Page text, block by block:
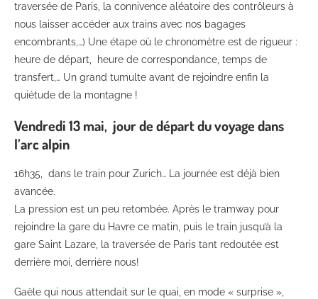
traversée de Paris, la connivence aléatoire des contrôleurs à
nous laisser accéder aux trains avec nos bagages
encombrants,…) Une étape où le chronomètre est de rigueur :
heure de départ, heure de correspondance, temps de
transfert,… Un grand tumulte avant de rejoindre enfin la
quiétude de la montagne !
Vendredi 13 mai, jour de départ du voyage dans
l’arc alpin
16h35, dans le train pour Zurich… La journée est déjà bien
avancée.
La pression est un peu retombée. Après le tramway pour
rejoindre la gare du Havre ce matin, puis le train jusqu’à la
gare Saint Lazare, la traversée de Paris tant redoutée est
derrière moi, derrière nous!
Gaële qui nous attendait sur le quai, en mode « surprise »,